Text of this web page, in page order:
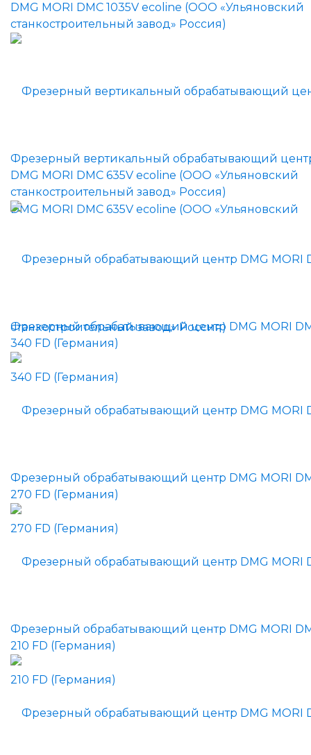
DMG MORI DMC 1035V ecoline (ООО «Ульяновский
станкостроительный завод» Россия)
Фрезерный вертикальный обрабатывающий
DMG MORI DMC 635V ecoline (ООО «Ульяновский
станкостроительный завод» Россия)
Фрезерный обрабатывающий центр DMG MORI
340 FD (Германия)
Фрезерный обрабатывающий центр DMG MORI
270 FD (Германия)
Фрезерный обрабатывающий центр DMG MORI
210 FD (Германия)